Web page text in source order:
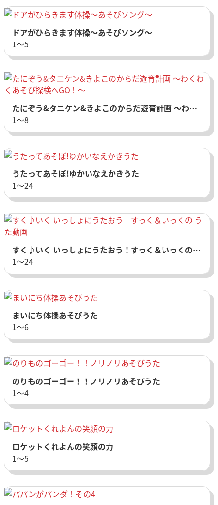
ドアがひらきます体操～あそびソング～
1〜5
たにぞう&タニケン&きよこのからだ遊育計画 ～わくわくあそび探検へGO！～
1〜8
うたってあそぼ!ゆかいなえかきうた
1〜24
すく♪いく いっしょにうたおう！すっく＆いっくの うた動画
1〜24
まいにち体操あそびうた
1〜6
のりものゴーゴー！！ノリノリあそびうた
1〜4
ロケットくれよんの笑顔の力
1〜5